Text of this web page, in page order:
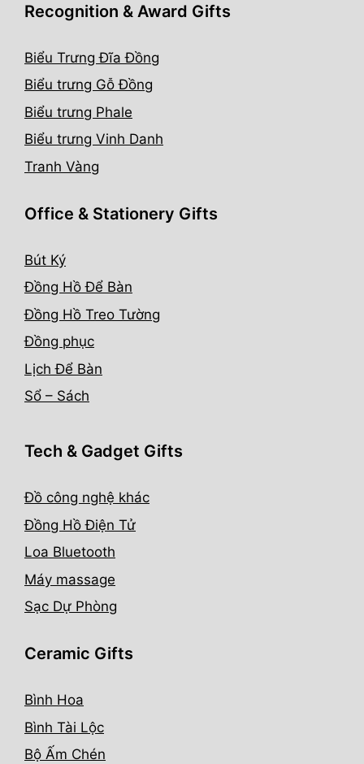
Recognition & Award Gifts
Biểu Trưng Đĩa Đồng
Biểu trưng Gỗ Đồng
Biểu trưng Phale
Biểu trưng Vinh Danh
Tranh Vàng
Office & Stationery Gifts
Bút Ký
Đồng Hồ Để Bàn
Đồng Hồ Treo Tường
Đồng phục
Lịch Để Bàn
Sổ – Sách
Tech & Gadget Gifts
Đồ công nghệ khác
Đồng Hồ Điện Tử
Loa Bluetooth
Máy massage
Sạc Dự Phòng
Ceramic Gifts
Bình Hoa
Bình Tài Lộc
Bộ Ấm Chén